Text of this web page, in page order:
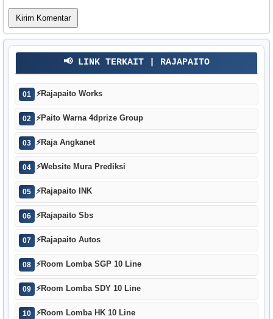
📢 LINK TERKAIT | RAJAPAITO
01 ⚡Rajapaito Works
02 ⚡Paito Warna 4dprize Group
03 ⚡Raja Angkanet
04 ⚡Website Mura Prediksi
05 ⚡Rajapaito INK
06 ⚡Rajapaito Sbs
07 ⚡Rajapaito Autos
08 ⚡Room Lomba SGP 10 Line
09 ⚡Room Lomba SDY 10 Line
10 ⚡Room Lomba HK 10 Line